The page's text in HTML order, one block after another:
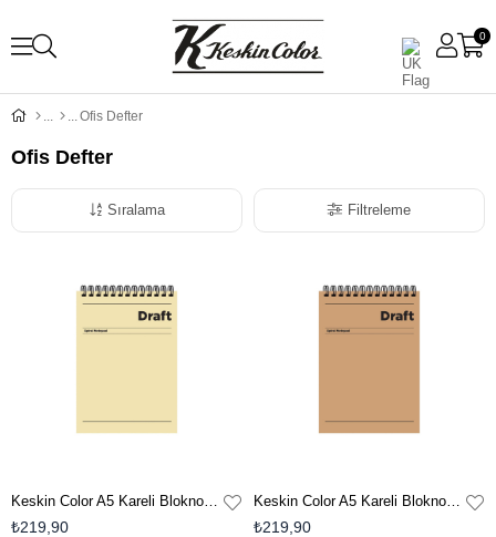
0
Ofis Defter
Ofis Defter
Filtreleme
Sıralama
Keskin Color A5 Kareli Bloknot Draft - Sarı
₺219,90
Keskin Color A5 Kareli Bloknot Draft - Kahverengi
₺219,90